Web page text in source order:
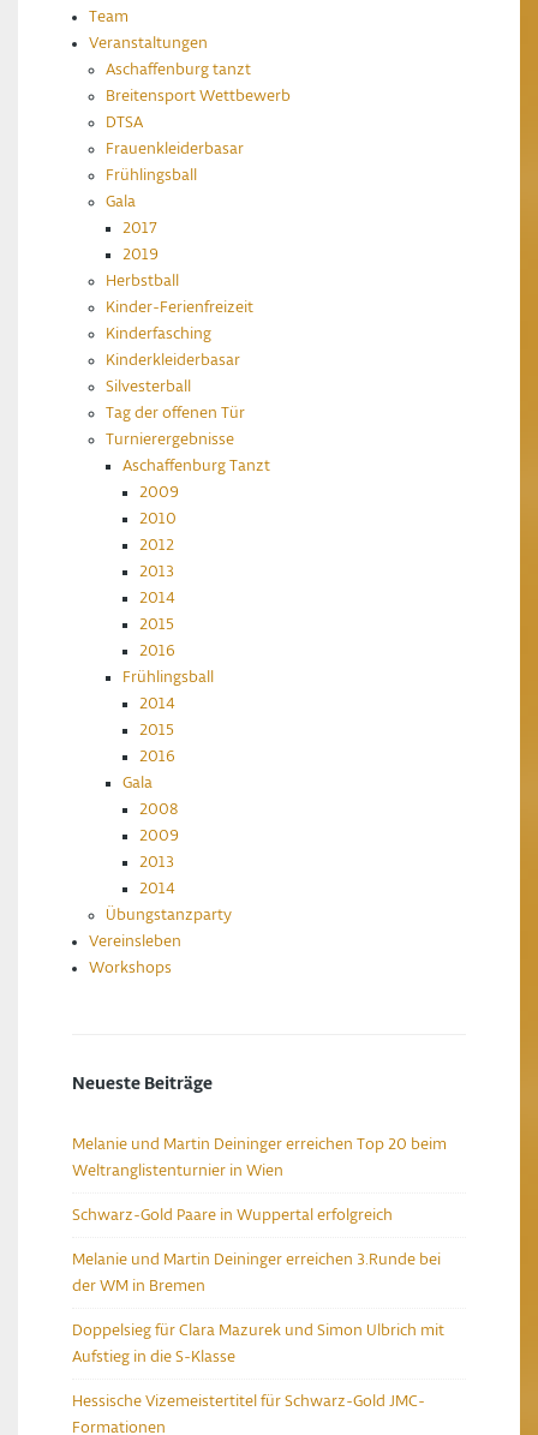
Team
Veranstaltungen
Aschaffenburg tanzt
Breitensport Wettbewerb
DTSA
Frauenkleiderbasar
Frühlingsball
Gala
2017
2019
Herbstball
Kinder-Ferienfreizeit
Kinderfasching
Kinderkleiderbasar
Silvesterball
Tag der offenen Tür
Turnierergebnisse
Aschaffenburg Tanzt
2009
2010
2012
2013
2014
2015
2016
Frühlingsball
2014
2015
2016
Gala
2008
2009
2013
2014
Übungstanzparty
Vereinsleben
Workshops
Neueste Beiträge
Melanie und Martin Deininger erreichen Top 20 beim
Weltranglistenturnier in Wien
Schwarz-Gold Paare in Wuppertal erfolgreich
Melanie und Martin Deininger erreichen 3.Runde bei
der WM in Bremen
Doppelsieg für Clara Mazurek und Simon Ulbrich mit
Aufstieg in die S-Klasse
Hessische Vizemeistertitel für Schwarz-Gold JMC-
Formationen